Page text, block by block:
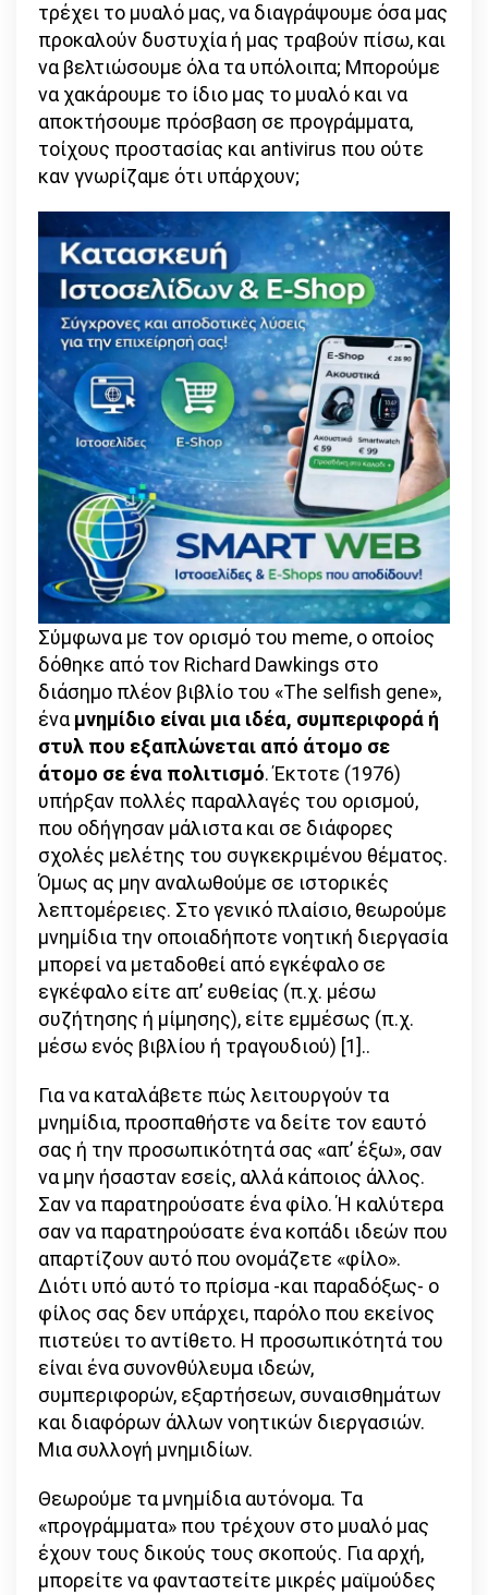
τρέχει το μυαλό μας, να διαγράψουμε όσα μας
προκαλούν δυστυχία ή μας τραβούν πίσω, και
να βελτιώσουμε όλα τα υπόλοιπα; Μπορούμε
να χακάρουμε το ίδιο μας το μυαλό και να
αποκτήσουμε πρόσβαση σε προγράμματα,
τοίχους προστασίας και antivirus που ούτε
καν γνωρίζαμε ότι υπάρχουν;
Σύμφωνα με τον ορισμό του meme, ο οποίος
δόθηκε από τον Richard Dawkings στο
διάσημο πλέον βιβλίο του «The selfish gene»,
έναμνημίδιο είναι μια ιδέα, συμπεριφορά ή
στυλ που εξαπλώνεται από άτομο σε
άτομο σε ένα πολιτισμό. Έκτοτε (1976)
υπήρξαν πολλές παραλλαγές του ορισμού,
που οδήγησαν μάλιστα και σε διάφορες
σχολές μελέτης του συγκεκριμένου θέματος.
Όμως ας μην αναλωθούμε σε ιστορικές
λεπτομέρειες. Στο γενικό πλαίσιο, θεωρούμε
μνημίδια την οποιαδήποτε νοητική διεργασία
μπορεί να μεταδοθεί από εγκέφαλο σε
εγκέφαλο είτε απ’ ευθείας (π.χ. μέσω
συζήτησης ή μίμησης), είτε εμμέσως (π.χ.
μέσω ενός βιβλίου ή τραγουδιού) [1]..
Για να καταλάβετε πώς λειτουργούν τα
μνημίδια, προσπαθήστε να δείτε τον εαυτό
σας ή την προσωπικότητά σας «απ’ έξω», σαν
να μην ήσασταν εσείς, αλλά κάποιος άλλος.
Σαν να παρατηρούσατε ένα φίλο. Ή καλύτερα
σαν να παρατηρούσατε ένα κοπάδι ιδεών που
απαρτίζουν αυτό που ονομάζετε «φίλο».
Διότι υπό αυτό το πρίσμα -και παραδόξως- ο
φίλος σας δεν υπάρχει, παρόλο που εκείνος
πιστεύει το αντίθετο. Η προσωπικότητά του
είναι ένα συνονθύλευμα ιδεών,
συμπεριφορών, εξαρτήσεων, συναισθημάτων
και διαφόρων άλλων νοητικών διεργασιών.
Μια συλλογή μνημιδίων.
Θεωρούμε τα μνημίδια αυτόνομα. Τα
«προγράμματα» που τρέχουν στο μυαλό μας
έχουν τους δικούς τους σκοπούς. Για αρχή,
μπορείτε να φανταστείτε μικρές μαϊμούδες